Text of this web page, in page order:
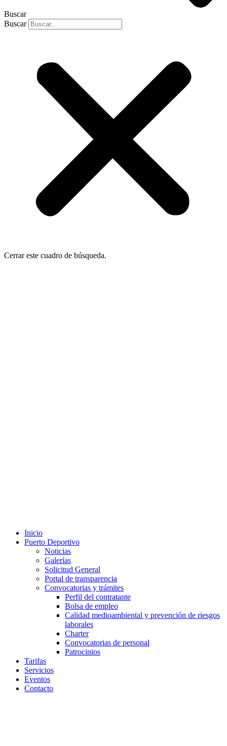
Buscar
Buscar
Cerrar este cuadro de búsqueda.
Inicio
Puerto Deportivo
Noticias
Galerías
Solicitud General
Portal de transparencia
Convocatorias y trámites
Perfil del contratante
Bolsa de empleo
Calidad medioambiental y prevención de riesgos
laborales
Charter
Convocatorias de personal
Patrocinios
Tarifas
Servicios
Eventos
Contacto